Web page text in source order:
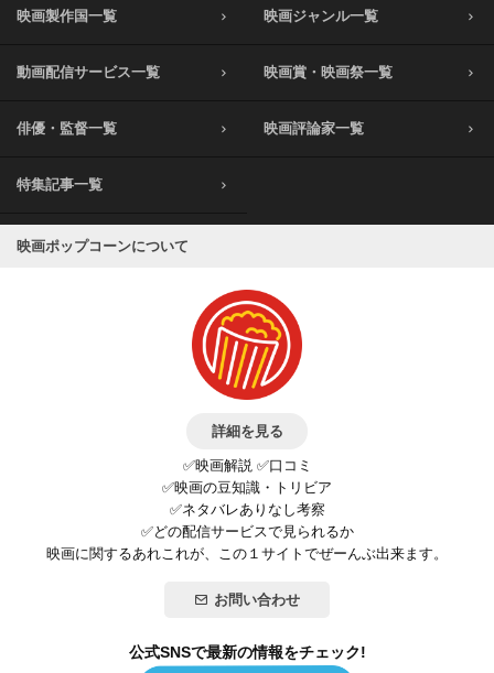
映画製作国一覧 映画ジャンル一覧
動画配信サービス一覧 映画賞・映画祭一覧
俳優・監督一覧 映画評論家一覧
特集記事一覧
映画ポップコーンについて
詳細を見る
✅映画解説 ✅口コミ
✅映画の豆知識・トリビア
✅ネタバレありなし考察
✅どの配信サービスで見られるか
映画に関するあれこれが、この１サイトでぜーんぶ出来ます。
お問い合わせ
公式SNSで最新の情報をチェック!